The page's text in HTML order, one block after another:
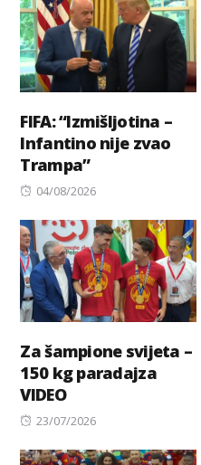
FIFA: “Izmišljotina –
Infantino nije zvao
Trampa”
Posted
04/08/2026
Za šampione svijeta –
150 kg paradajza
VIDEO
Posted
23/07/2026